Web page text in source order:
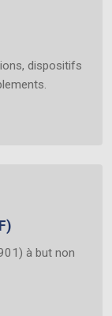
dispositifs
à but non